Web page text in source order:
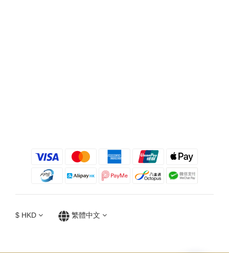
$ HKD 繁體中文